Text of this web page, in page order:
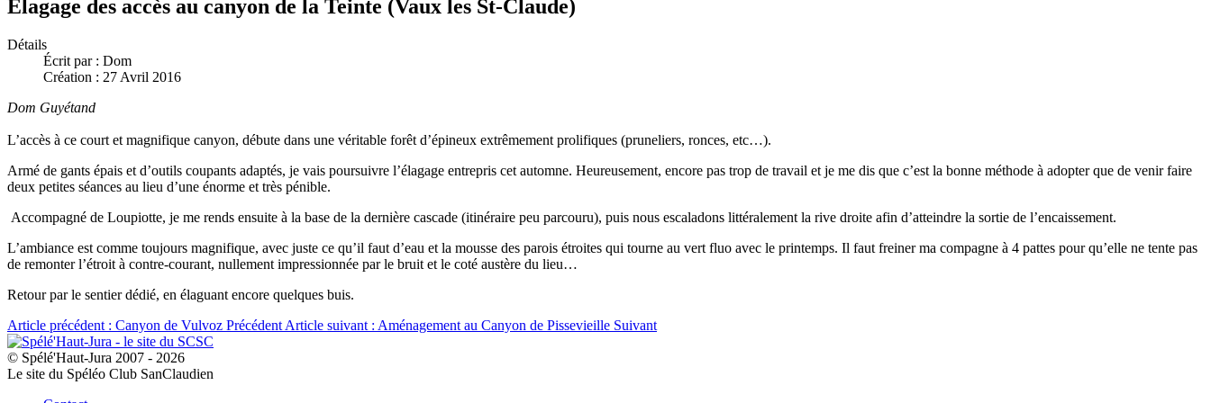
Elagage des accès au canyon de la Teinte (Vaux les St-Claude)
Détails
Écrit par : Dom
Création : 27 Avril 2016
Dom Guyétand
L’accès à ce court et magnifique canyon, débute dans une véritable forêt d’épineux extrêmement prolifiques (pruneliers, ronces, etc…).
Armé de gants épais et d’outils coupants adaptés, je vais poursuivre l’élagage entrepris cet automne. Heureusement, encore pas trop de travail et je me dis que c’est la bonne méthode à adopter que de venir faire
deux petites séances au lieu d’une énorme et très pénible.
Accompagné de Loupiotte, je me rends ensuite à la base de la dernière cascade (itinéraire peu parcouru), puis nous escaladons littéralement la rive droite afin d’atteindre la sortie de l’encaissement.
L’ambiance est comme toujours magnifique, avec juste ce qu’il faut d’eau et la mousse des parois étroites qui tourne au vert fluo avec le printemps. Il faut freiner ma compagne à 4 pattes pour qu’elle ne tente pas
de remonter l’étroit à contre-courant, nullement impressionnée par le bruit et le coté austère du lieu…
Retour par le sentier dédié, en élaguant encore quelques buis.
Article précédent : Canyon de Vulvoz Précédent Article suivant : Aménagement au Canyon de Pissevieille Suivant
© Spélé'Haut-Jura 2007 - 2026
Le site du Spéléo Club SanClaudien